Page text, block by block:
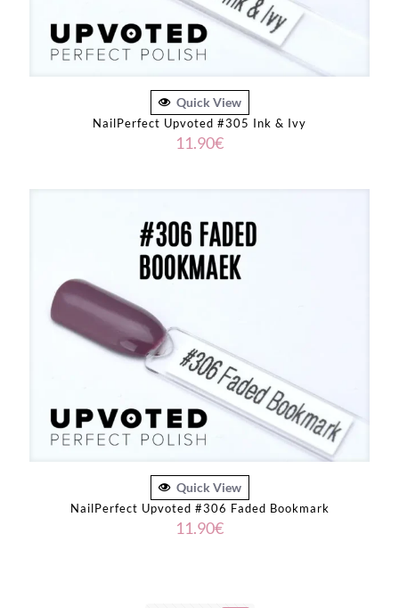
Quick View
NailPerfect Upvoted #305 Ink & Ivy
11.90€
Quick View
NailPerfect Upvoted #306 Faded Bookmark
11.90€